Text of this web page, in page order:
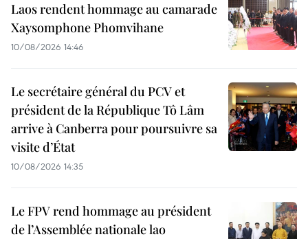
Laos rendent hommage au camarade
Xaysomphone Phomvihane
10/08/2026 14:46
Le secrétaire général du PCV et
président de la République Tô Lâm
arrive à Canberra pour poursuivre sa
visite d’État
10/08/2026 14:35
Le FPV rend hommage au président
de l’Assemblée nationale lao